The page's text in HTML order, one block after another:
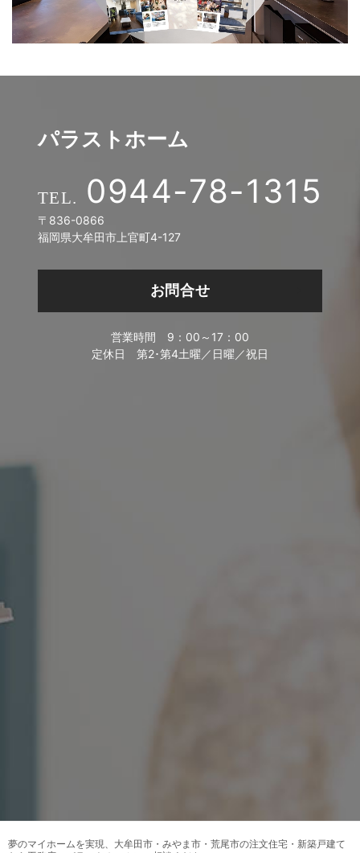
パラストホーム
0944-78-1315
〒836-0866
福岡県大牟田市上官町4-127
お問合せ
営業時間 9：00～17：00
定休日 第2･第4土曜／日曜／祝日
夢のマイホームを実現、 大牟田市・みやま市・荒尾市の注文住宅・新築戸建て